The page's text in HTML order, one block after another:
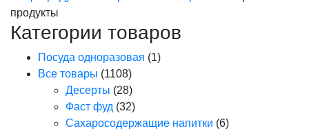
продукты
Категории товаров
Посуда одноразовая (1)
Все товары (1108)
Десерты (28)
Фаст фуд (32)
Сахаросодержащие напитки (6)